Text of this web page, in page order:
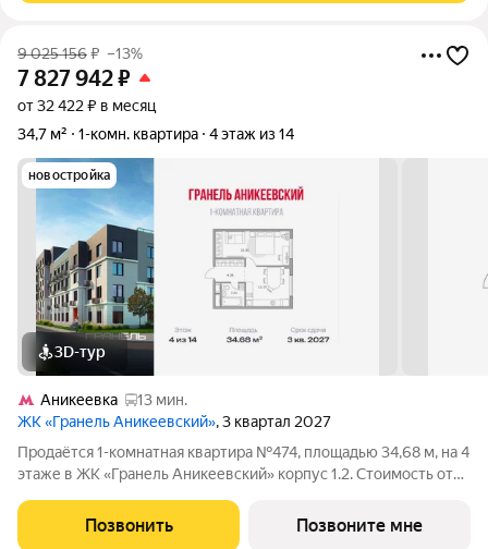
9 025 156₽ –13%
7 827 942₽
от 32 422 ₽ в месяц
34,7 м²
1-комн. квартира 4 этаж из 14
новостройка
3D-тур
Аникеевка
13 мин.
ЖК «Гранель Аникеевский», 3 квартал 2027
Продаётся 1-комнатная квартира №474, площадью 34,68 м, на 4
этаже в ЖК «Гранель Аникеевский» корпус 1.2. Стоимость от
односторонняя, окна на улицу. Проект расположился в
экологически чистом районе
Позвонить Позвоните мне